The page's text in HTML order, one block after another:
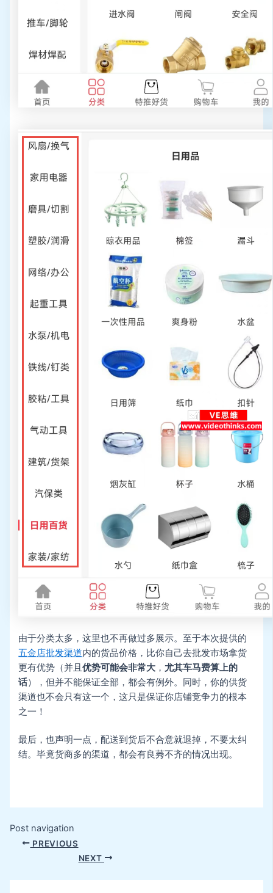
由于分类太多，这里也不再做过多展示。至于本次提供的
五金店批发渠道内的货品价格，比你自己去批发市场拿货
更有优势（并且优势可能会非常大 ，尤其车马费算上的
话），但并不能保证全部，都会有例外。同时，你的供货
渠道也不会只有这一个，这只是保证你店铺竞争力的根本
之一！
最后，也声明一点，配送到货后不合意就退掉，不要太纠
结。毕竟货商多的渠道，都会有良莠不齐的情况出现。
Post navigation
PREVIOUS
NEXT